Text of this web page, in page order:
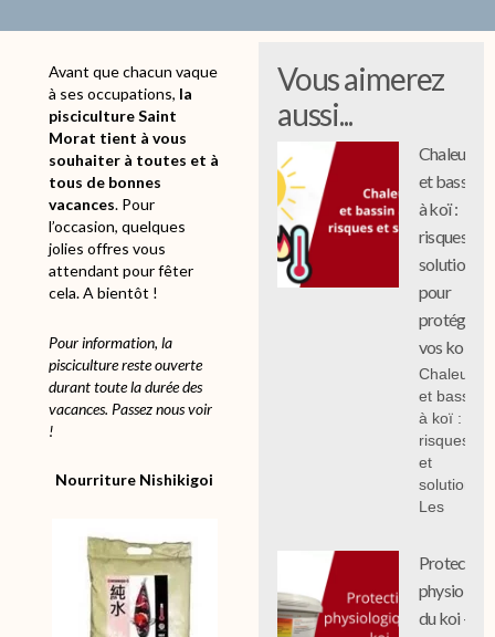
Avant que chacun vaque
à ses occupations, la
pisciculture Saint
Morat tient à vous
souhaiter à toutes et à
tous de bonnes
vacances. Pour
l’occasion, quelques
jolies offres vous
attendant pour fêter
cela. A bientôt !
Pour information, la
pisciculture reste ouverte
durant toute la durée des
vacances. Passez nous voir
!
Nourriture Nishikigoi
Vous aimerez
aussi...
Chaleur
et bassin
à koï :
risques et
solutions
pour
protéger
vos koi
Chaleur
et bassin
à koï :
risques
et
solutions;
Les
Protection
du koi -